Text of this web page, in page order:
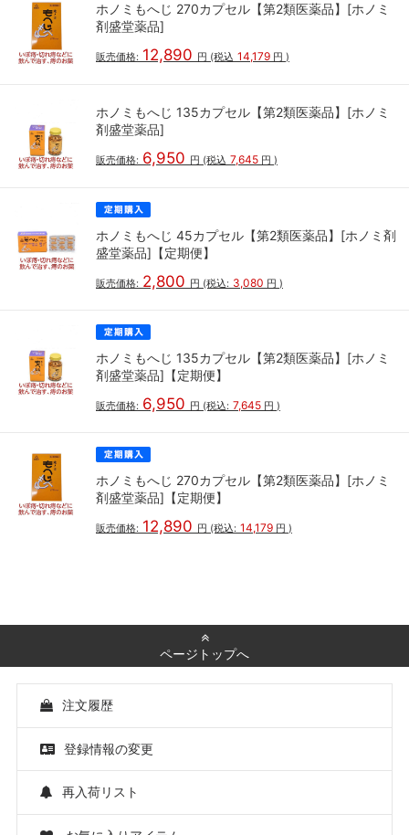
ホノミもへじ 270カプセル【第2類医薬品】[ホノミ
剤盛堂薬品]
販売価格: 12,890 円 (税込 14,179 円 )
ホノミもへじ 135カプセル【第2類医薬品】[ホノミ
剤盛堂薬品]
販売価格: 6,950 円 (税込 7,645 円 )
ホノミもへじ 45カプセル【第2類医薬品】[ホノミ剤
盛堂薬品]【定期便】
販売価格: 2,800 円 (税込: 3,080 円 )
ホノミもへじ 135カプセル【第2類医薬品】[ホノミ
剤盛堂薬品]【定期便】
販売価格: 6,950 円 (税込: 7,645 円 )
ホノミもへじ 270カプセル【第2類医薬品】[ホノミ
剤盛堂薬品]【定期便】
販売価格: 12,890 円 (税込: 14,179 円 )
ページトップへ
注文履歴
登録情報の変更
再入荷リスト